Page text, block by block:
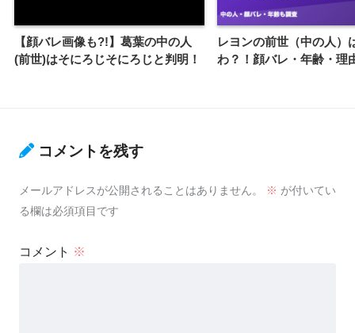
【顔バレ画像も?!】葛葉の中の人
(前世)はそにろじそにろじと判明！
レヨンの前世（中の人）
わ？！顔バレ・年齢・理
コメントを残す
メールアドレスが公開されることはありません。 ※ が付いてい
る欄は必須項目です
コメント ※